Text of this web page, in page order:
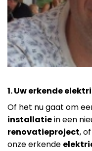
1. Uw erkende
Of het nu gaat om
installatiein een
renovatieproject,
onze erkende